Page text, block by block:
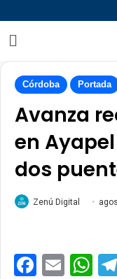
Córdoba Portada
Avanza
en
dos
Zenú Digital
Email